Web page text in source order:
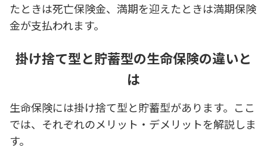
たときは死亡保険金、満期を迎えたときは満期保険
金が支払われます。
掛け捨て型と貯蓄型の生命保険の違いと
は
生命保険には掛け捨て型と貯蓄型があります。ここ
では、それぞれのメリット・デメリットを解説しま
す。